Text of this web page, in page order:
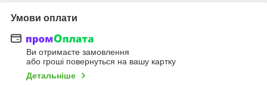
Умови оплати
Ви отримаєте замовлення
або гроші повернуться на вашу картку
Детальніше